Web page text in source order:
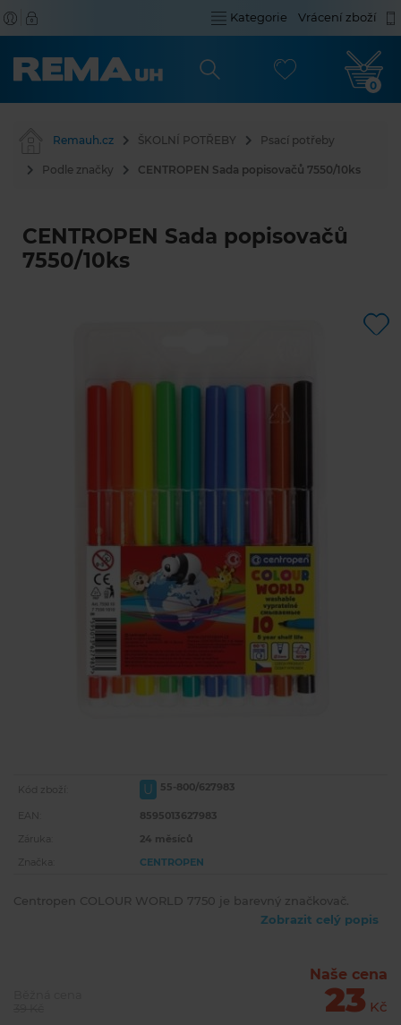
Kategorie Vrácení zboží
0
Remauh.cz ŠKOLNÍ POTŘEBY Psací potřeby
Podle značky CENTROPEN Sada popisovačů 7550/10ks
CENTROPEN Sada popisovačů
7550/10ks
Kód zboží: U 55-800/627983
EAN:
8595013627983
Záruka:
24 měsíců
Značka:
CENTROPEN
Centropen COLOUR WORLD 7750 je barevný značkovač.
Zobrazit celý popis
Naše cena
23 Kč